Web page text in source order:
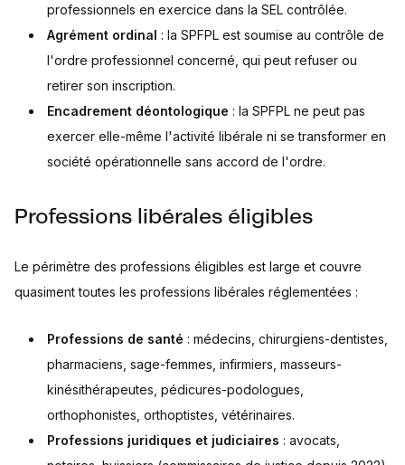
professionnels en exercice dans la SEL contrôlée.
Agrément ordinal : la SPFPL est soumise au contrôle de
l'ordre professionnel concerné, qui peut refuser ou
retirer son inscription.
Encadrement déontologique : la SPFPL ne peut pas
exercer elle-même l'activité libérale ni se transformer en
société opérationnelle sans accord de l'ordre.
Professions libérales éligibles
Le périmètre des professions éligibles est large et couvre
quasiment toutes les professions libérales réglementées :
Professions de santé : médecins, chirurgiens-dentistes,
pharmaciens, sage-femmes, infirmiers, masseurs-
kinésithérapeutes, pédicures-podologues,
orthophonistes, orthoptistes, vétérinaires.
Professions juridiques et judiciaires : avocats,